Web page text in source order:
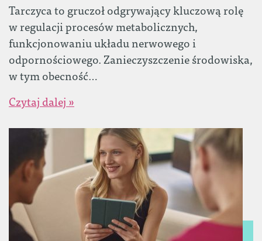
Tarczyca to gruczoł odgrywający kluczową rolę
w regulacji procesów metabolicznych,
funkcjonowaniu układu nerwowego i
odpornościowego. Zanieczyszczenie środowiska,
w tym obecność…
Czytaj dalej »